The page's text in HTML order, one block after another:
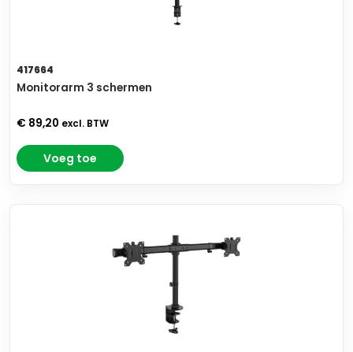
417664
Monitorarm 3 schermen
€ 89,20 excl. BTW
Voeg toe